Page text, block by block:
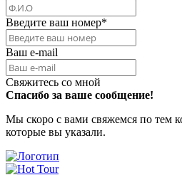
Введите ваш номер*
Ваш e-mail
Свяжитесь со мной
Спасибо за ваше сообщение!
Мы скоро с вами свяжемся по тем
которые вы указали.